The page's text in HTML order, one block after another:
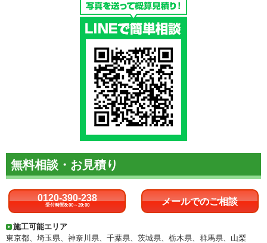
無料相談・お見積り
0120-390-238
受付時間8:00～20:00 メールでのご相談
施工可能エリア
東京都、埼玉県、神奈川県、千葉県、茨城県、栃木県、群馬県、山梨